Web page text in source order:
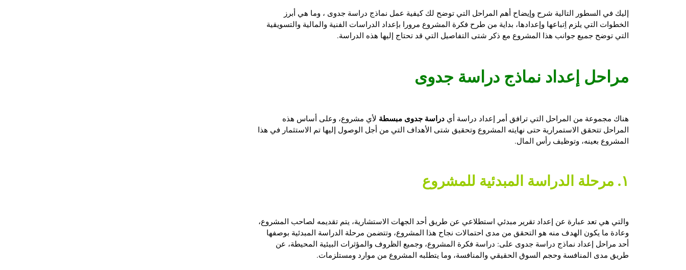
إليك في السطور التالية شرح وإيضاح أهم المراحل التي توضح لك كيفية عمل نماذج دراسة جدوى ، وما هي أبرز
الخطوات التي يلزم اِتباعها وإعدادها، بداية من طرح فكرة المشروع مرورا بإعداد الدراسات الفنية والمالية والتسويقية
التي توضح جميع جوانب هذا المشروع مع ذكر شتى التفاصيل التي قد تحتاج إليها هذه الدراسة.
مراحل إعداد نماذج دراسة جدوى
هناك مجموعة من المراحل التي ترافق أمر إعداد دراسة أي دراسة جدوى مبسطة لأي مشروع، وعلى أساس هذه
المراحل تتحقق الاستمرارية حتى نهايته المشروع وتحقيق شتى الأهداف التي من أجل الوصول إليها تم الاستثمار في هذا
المشروع بعينه، وتوظيف رأس المال.
١. مرحلة الدراسة المبدئية للمشروع
والتي هي تعد عبارة عن إعداد تقرير مبدئي استطلاعي عن طريق أحد الجهات الاستشارية، يتم تقديمه لصاحب المشروع،
وعادة ما يكون الهدف منه هو التحقق من مدى احتمالات نجاح هذا المشروع، وتتضمن مرحلة الدراسة المبدئية بوصفها
أحد مراحل إعداد نماذج دراسة جدوى على: دراسة فكرة المشروع، وجميع الظروف والمؤثرات البيئية المحيطة، عن
طريق مدى المنافسة وحجم السوق الحقيقي والمنافسة، وما يتطلبه المشروع من موارد ومستلزمات.